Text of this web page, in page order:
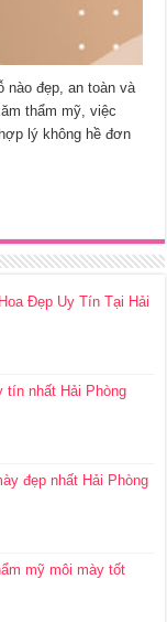
nào đẹp, an toàn và
thẩm mỹ, việc
lý không hề đơn
Đẹp Uy Tín Tại Hải
tín nhất Hải Phòng
đẹp nhất Hải Phòng
mỹ môi mày tốt